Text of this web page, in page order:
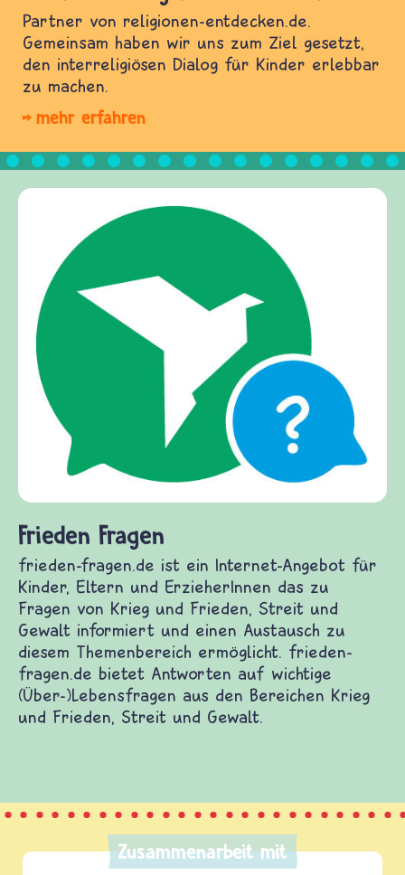
Partner von religionen-entdecken.de.
Gemeinsam haben wir uns zum Ziel gesetzt,
den interreligiösen Dialog für Kinder erlebbar
zu machen.
mehr erfahren
Frieden Fragen
frieden-fragen.de ist ein Internet-Angebot für
Kinder, Eltern und ErzieherInnen das zu
Fragen von Krieg und Frieden, Streit und
Gewalt informiert und einen Austausch zu
diesem Themenbereich ermöglicht. frieden-
fragen.de bietet Antworten auf wichtige
(Über-)Lebensfragen aus den Bereichen Krieg
und Frieden, Streit und Gewalt.
Zusammenarbeit mit